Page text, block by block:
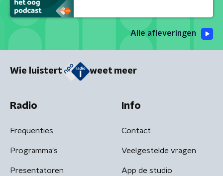
Alle afleveringen
Wie luistert weet meer
Radio
Frequenties
Programma's
Presentatoren
Info
Contact
Veelgestelde vragen
App de studio